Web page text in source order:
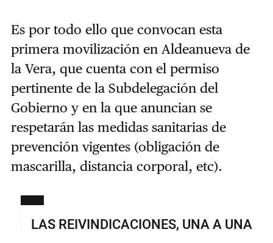
Es por todo ello que convocan esta
primera movilización en Aldeanueva de
la Vera, que cuenta con el permiso
pertinente de la Subdelegación del
Gobierno y en la que anuncian se
respetarán las medidas sanitarias de
prevención vigentes (obligación de
mascarilla, distancia corporal, etc).
LAS REIVINDICACIONES, UNA A UNA